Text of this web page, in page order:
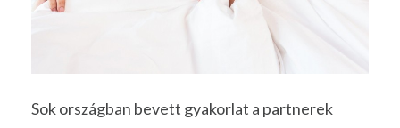
Sok országban bevett gyakorlat a partnerek